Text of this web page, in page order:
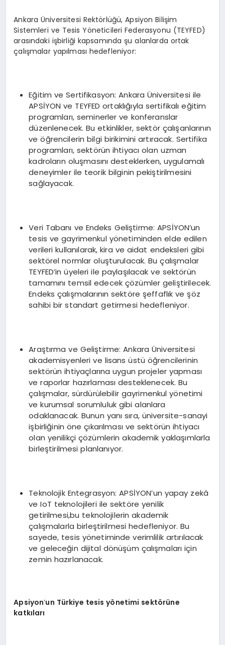
Ankara Üniversitesi Rektörlüğü, Apsiyon Bilişim
Sistemleri ve Tesis Yöneticileri Federasyonu (TEYFED)
arasındaki işbirliği kapsamında şu alanlarda ortak
çalışmalar yapılması hedefleniyor:
Eğitim ve Sertifikasyon: Ankara Üniversitesi ile
APSİYON ve TEYFED ortaklığıyla sertifikalı eğitim
programları, seminerler ve konferanslar
düzenlenecek. Bu etkinlikler, sektör çalışanlarının
ve öğrencilerin bilgi birikimini artıracak. Sertifika
programları, sektörün ihtiyacı olan uzman
kadroların oluşmasını desteklerken, uygulamalı
deneyimler ile teorik bilginin pekiştirilmesini
sağlayacak.
Veri Tabanı ve Endeks Geliştirme: APSİYON’un
tesis ve gayrimenkul yönetiminden elde edilen
verileri kullanılarak, kira ve aidat endeksleri gibi
sektörel normlar oluşturulacak. Bu çalışmalar
TEYFED’in üyeleri ile paylaşılacak ve sektörün
tamamını temsil edecek çözümler geliştirilecek.
Endeks çalışmalarının sektöre şeffaflık ve şöz
sahibi bir standart getirmesi hedefleniyor.
Araştırma ve Geliştirme: Ankara Üniversitesi
akademisyenleri ve lisans üstü öğrencilerinin
sektörün ihtiyaçlarına uygun projeler yapması
ve raporlar hazırlaması desteklenecek. Bu
çalışmalar, sürdürülebilir gayrimenkul yönetimi
ve kurumsal sorumluluk gibi alanlara
odaklanacak. Bunun yanı sıra, üniversite-sanayi
işbirliğinin öne çıkarılması ve sektörün ihtiyacı
olan yenilikçi çözümlerin akademik yaklaşımlarla
birleştirilmesi planlanıyor.
Teknolojik Entegrasyon: APSİYON’un yapay zekâ
ve IoT teknolojileri ile sektöre yenilik
getirilmesi,bu teknolojilerin akademik
çalışmalarla birleştirilmesi hedefleniyor. Bu
sayede, tesis yönetiminde verimlilik artırılacak
ve geleceğin dijital dönüşüm çalışmaları için
zemin hazırlanacak.
Apsiyon’un Türkiye tesis yönetimi sektörüne
katkıları